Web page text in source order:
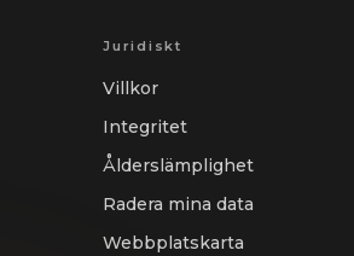
Juridiskt
Villkor
Integritet
Ålderslämplighet
Radera mina data
Webbplatskarta